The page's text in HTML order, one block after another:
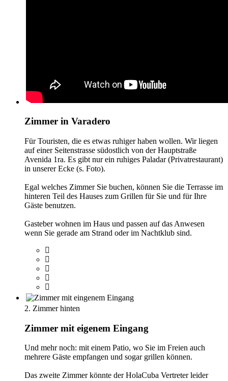
Zimmer in Varadero
Für Touristen, die es etwas ruhiger haben wollen. Wir liegen
auf einer Seitenstrasse südostlich von der Hauptstraße
Avenida 1ra. Es gibt nur ein ruhiges Paladar (Privatrestaurant)
in unserer Ecke (s. Foto).
Egal welches Zimmer Sie buchen, können Sie die Terrasse im
hinteren Teil des Hauses zum Grillen für Sie und für Ihre
Gäste benutzen.
Gasteber wohnen im Haus und passen auf das Anwesen
wenn Sie gerade am Strand oder im Nachtklub sind.
2. Zimmer hinten
Zimmer mit eigenem Eingang
Und mehr noch: mit einem Patio, wo Sie im Freien auch
mehrere Gäste empfangen und sogar grillen können.
Das zweite Zimmer könnte der HolaCuba Vertreter leider